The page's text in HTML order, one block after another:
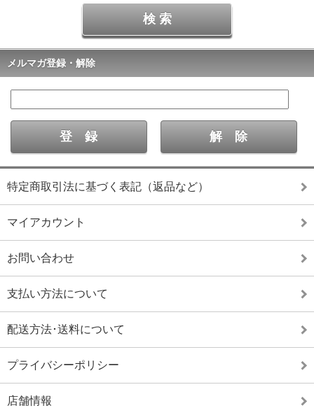
メルマガ登録・解除
特定商取引法に基づく表記（返品など）
マイアカウント
お問い合わせ
支払い方法について
配送方法･送料について
プライバシーポリシー
店舗情報